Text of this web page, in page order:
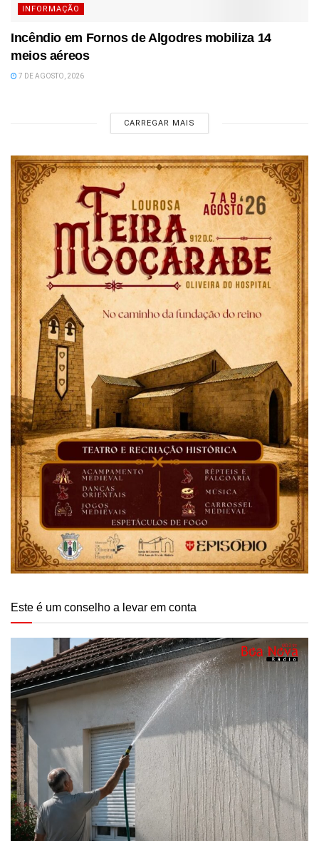
INFORMAÇÃO
Incêndio em Fornos de Algodres mobiliza 14
meios aéreos
7 DE AGOSTO, 2026
CARREGAR MAIS
Este é um conselho a levar em conta